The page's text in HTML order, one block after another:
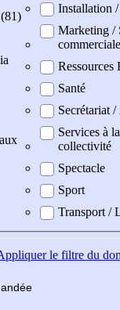
Installation
Marketing /
Ressources
Santé
Secrétariat
Services à
collectivité
Spectacle
Sport
Transport /
le filtre du